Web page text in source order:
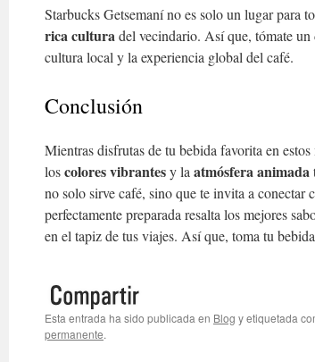
Starbucks Getsemaní no es solo un lugar para
rica culturadel vecindario. Así que, tómate
cultura local y la experiencia global del café.
Conclusión
Mientras disfrutas de tu bebida favorita en
loscolores vibrantesy la atmósfera animada
no solo sirve café, sino que te invita a conectar
perfectamente preparada resalta los mejores
en el tapiz de tus viajes. Así que, toma tu
Esta entrada ha sido publicada en Blog y etiquetada
permanente.